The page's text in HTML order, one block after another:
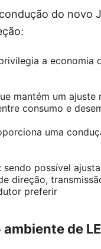
do novo
a economia
mantém um ajuste
consumo e
uma
sendo possível
direção,
preferir
de